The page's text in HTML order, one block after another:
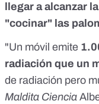
llegar a alcanzar
"cocinar" las
"Un móvil emite
radiación que un
de radiación pero
Maldita Ciencia